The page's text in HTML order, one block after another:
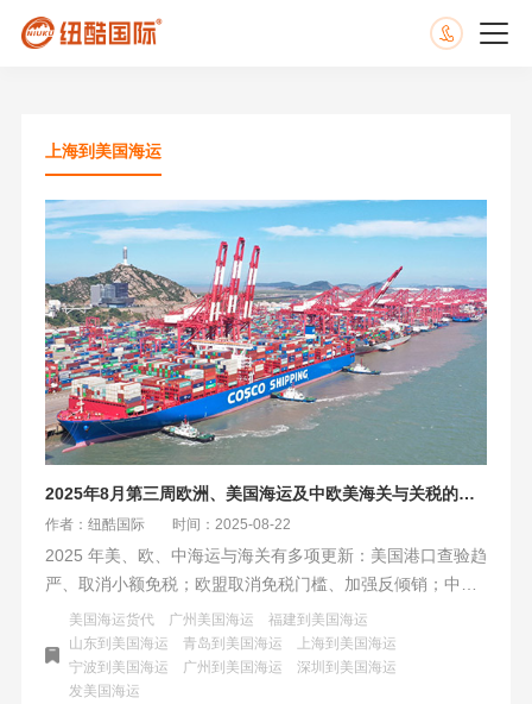
上海到美国海运
2025年8月第三周欧洲、美国海运及中欧美海关与关税的核心变动
作者：纽酷国际 时间：2025-08-22
2025 年美、欧、中海运与海关有多项更新：美国港口查验趋
严、取消小额免税；欧盟取消免税门槛、加强反倾销；中国
新开通西安 - 芝加哥等航线。全球海运运价多数下行，旺季
货量或跌，建议企业合规运营，采取物流替代方案。
美国海运货代 广州美国海运
福建到美国海运
山东到美国海运
青岛到美国海运
上海到美国海运
宁波到美国海运
广州到美国海运
深圳到美国海运
发美国海运